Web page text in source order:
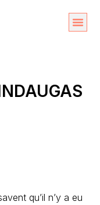
qu’il n’y a eu